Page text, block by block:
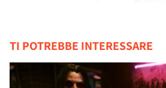
TI POTREBBE INTERESSARE